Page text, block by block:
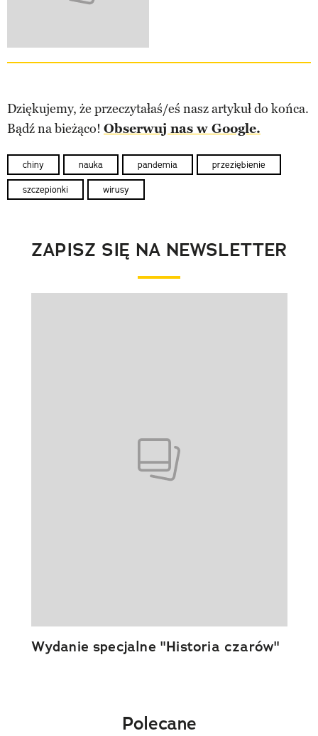
Dziękujemy, że przeczytałaś/eś nasz artykuł do końca.
Bądź na bieżąco! Obserwuj nas w Google.
chiny nauka pandemia przeziębienie
szczepionki wirusy
ZAPISZ SIĘ NA NEWSLETTER
Wydanie specjalne "Historia czarów"
Polecane